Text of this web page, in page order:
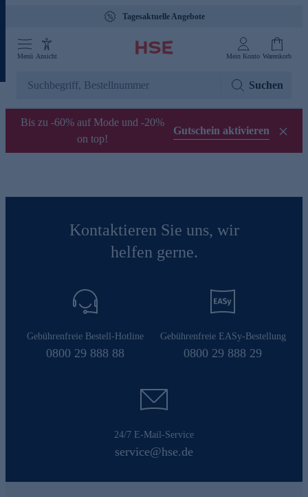
Tagesaktuelle Angebote
Menü Ansicht Mein Konto Warenkorb
Suchen
Bis zu -60% auf Mode und -20%
on top!
Gutschein aktivieren
Kontaktieren Sie uns, wir
helfen gerne.
Gebührenfreie Bestell-Hotline
0800 29 888 88
Gebührenfreie EASy-Bestellung
0800 29 888 29
24/7 E-Mail-Service
service@hse.de